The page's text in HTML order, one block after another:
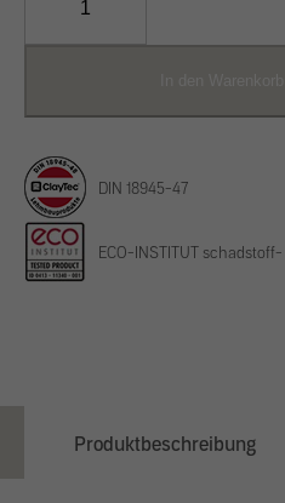
Oberputz
fein
DIN 18945-47
ECO-INSTITUT
Produktbeschreibung